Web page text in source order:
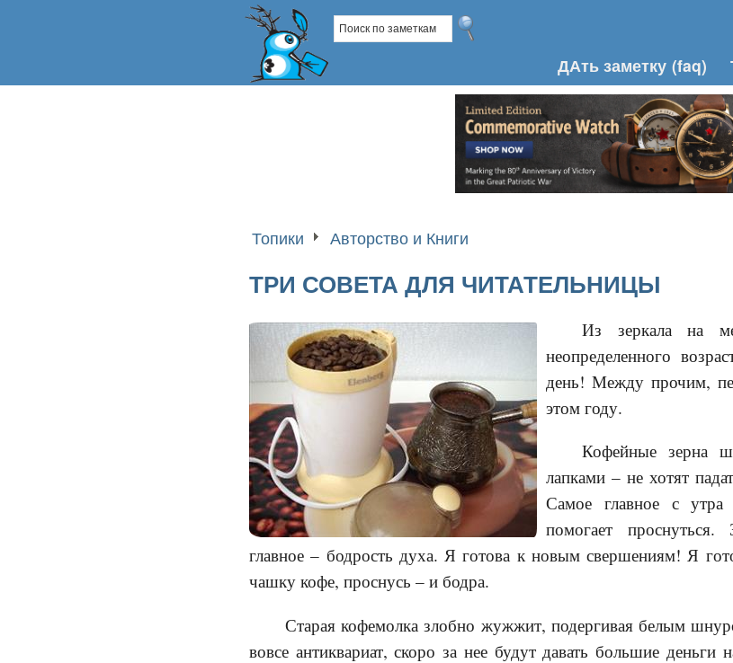
ДАть заметку (faq)
Топики Авторство и Книги
ТРИ СОВЕТА ДЛЯ ЧИТАТЕЛЬНИЦЫ
Из зеркала на
неопределенного
день! Между прочим,
этом году.
Кофейные зерна
лапками – не хотят
Самое главное с
помогает проснуться.
главное – бодрость духа. Я готова к новым свершениям! Я
чашку кофе, проснусь – и бодра.
Старая кофемолка злобно жужжит, подергивая белым
вовсе антиквариат, скоро за нее будут давать большие